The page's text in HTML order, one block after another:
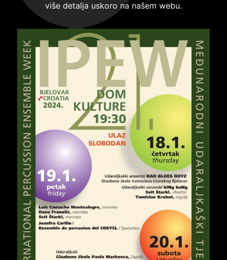
više detalja uskoro na našem webu.